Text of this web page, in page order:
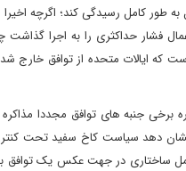
طور کامل رسیدگی کند؛ اگرچه
فشار حداکثری را به اجرا گذاشت
که ایالات متحده از توافق خارج
حالت قادر خواهند بود درباره برخی جنبه های توافق
دهد سیاست کاخ سفید تحت
ساختاری در جهت عکس یک توافق